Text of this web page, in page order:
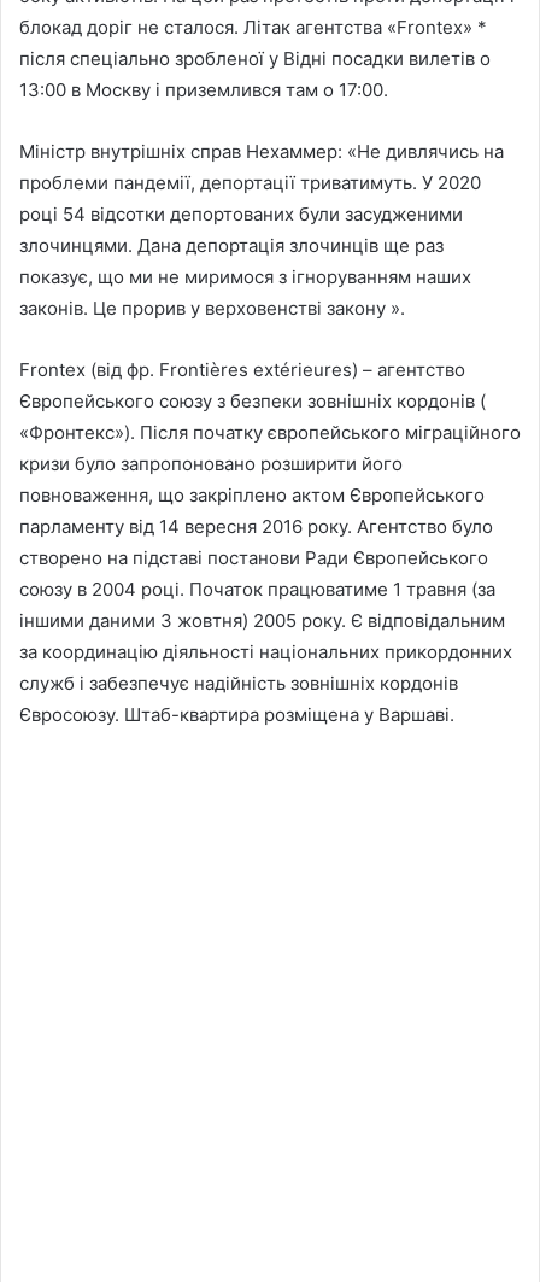
блокад доріг не сталося. Літак агентства «Frontex» *
після спеціально зробленої у Відні посадки вилетів о
13:00 в Москву і приземлився там о 17:00.
Міністр внутрішніх справ Нехаммер: «Не дивлячись на
проблеми пандемії, депортації триватимуть. У 2020
році 54 відсотки депортованих були засудженими
злочинцями. Дана депортація злочинців ще раз
показує, що ми не миримося з ігноруванням наших
законів. Це прорив у верховенстві закону ».
Frontex (від фр. Frontières extérieures) – агентство
Європейського союзу з безпеки зовнішніх кордонів (
«Фронтекс»). Після початку європейського міграційного
кризи було запропоновано розширити його
повноваження, що закріплено актом Європейського
парламенту від 14 вересня 2016 року. Агентство було
створено на підставі постанови Ради Європейського
союзу в 2004 році. Початок працюватиме 1 травня (за
іншими даними 3 жовтня) 2005 року. Є відповідальним
за координацію діяльності національних прикордонних
служб і забезпечує надійність зовнішніх кордонів
Євросоюзу. Штаб-квартира розміщена у Варшаві.